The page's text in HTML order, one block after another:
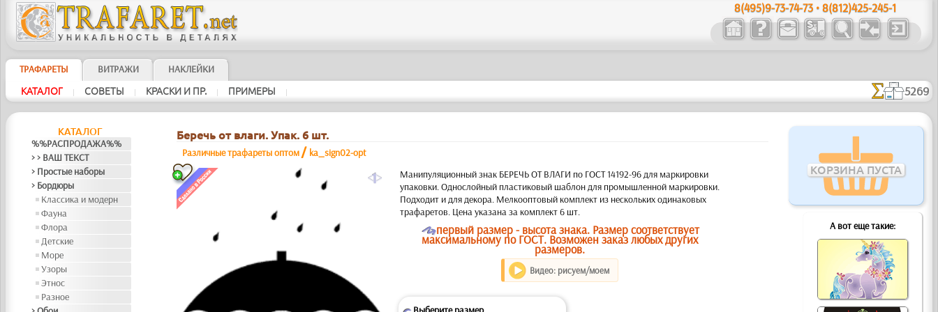
8(495)9-73-74-73 • 8(812)425-245-1
ТРАФАРЕТЫ ВИТРАЖИ НАКЛЕЙКИ
КАТАЛОГ | СОВЕТЫ | КРАСКИ И ПР. | ПРИМЕРЫ | 5269
КАТАЛОГ
%%РАСПРОДАЖА%%
> > ВАШ ТЕКСТ
> Простые наборы
> Бордюры
Классика и модерн
Фауна
Флора
Детские
Море
Узоры
Этнос
Разное
КОРЗИНА ПУСТА
А вот еще такие:
Беречь от влаги. Упак. 6 шт.
Различные трафареты оптом / ka_sign02-opt
a
Манипуляционный знак БЕРЕЧЬ ОТ ВЛАГИ по ГОСТ 14192-96 для маркировки
упаковки. Однослойный пластиковый шаблон для промышленной маркировки.
Подходит и для декора. Мелкооптовый комплект из нескольких одинаковых
трафаретов. Цена указана за комплект 6 шт.
Oпервый размер - высота знака. Размер соответствует
максимальному по ГОСТ. Возможен заказ любых других
размеров.
Видео: рисуем/моем